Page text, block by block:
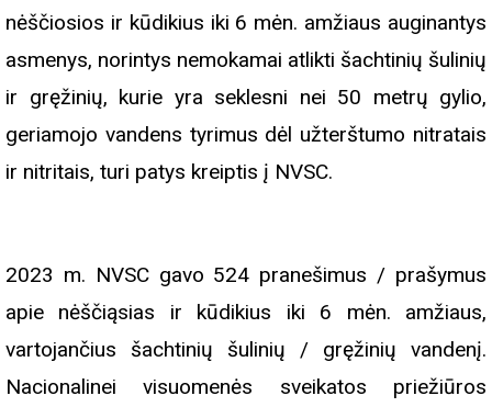
nėščiosios ir kūdikius iki 6 mėn. amžiaus auginantys
asmenys, norintys nemokamai atlikti šachtinių šulinių
ir gręžinių, kurie yra seklesni nei 50 metrų gylio,
geriamojo vandens tyrimus dėl užterštumo nitratais
ir nitritais, turi patys kreiptis į NVSC.
2023 m. NVSC gavo 524 pranešimus / prašymus
apie nėščiąsias ir kūdikius iki 6 mėn. amžiaus,
vartojančius šachtinių šulinių / gręžinių vandenį.
Nacionalinei visuomenės sveikatos priežiūros